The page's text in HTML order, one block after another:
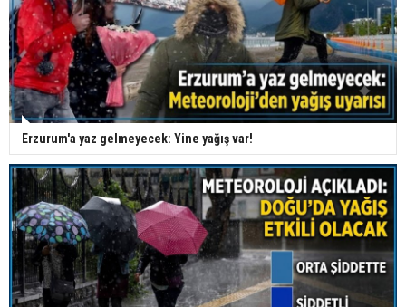
Erzurum'a yaz gelmeyecek: Yine yağış var!